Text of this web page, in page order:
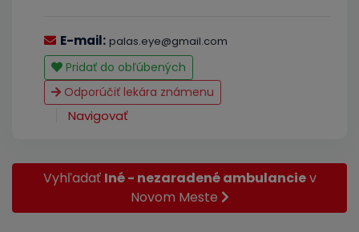
E-mail: palas.eye@gmail.com
Pridať do obľúbených
Odporúčiť lekára známenu
Navigovať
Vyhľadať Iné - nezaradené ambulanciev
Novom Meste